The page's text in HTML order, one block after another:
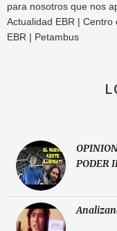
para nosotros que nos
Actualidad EBR | Centro
EBR | Petambus
PODER